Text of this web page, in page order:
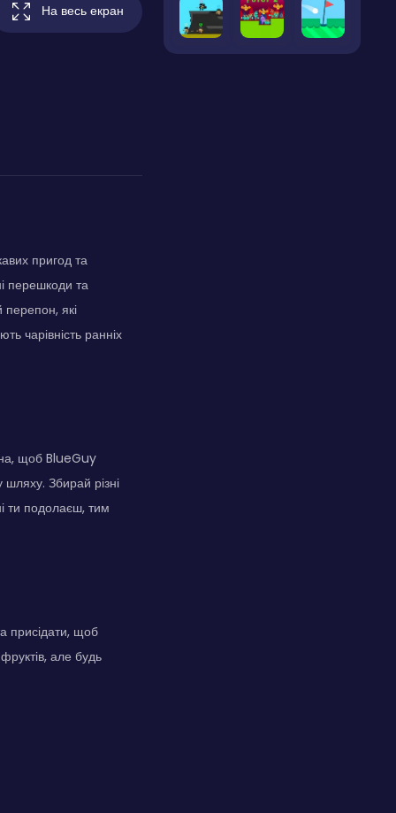
На весь екран
пригод та
перешкоди та
які
чарівність ранніх
щоб BlueGuy
Збирай різні
ти подолаєш, тим
присідати, щоб
але будь